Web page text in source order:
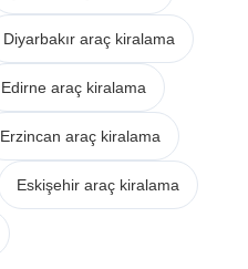
Diyarbakır araç kiralama
Edirne araç kiralama
Erzincan araç kiralama
Eskişehir araç kiralama